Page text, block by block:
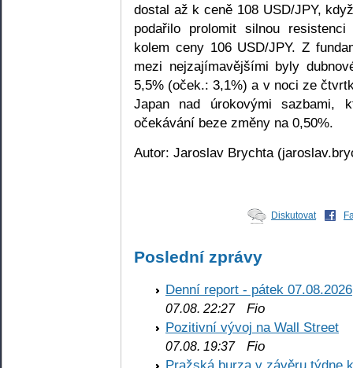
dostal až k ceně 108 USD/JPY,
podařilo prolomit silnou
kolem ceny 106 USD/JPY. Z
mezi nejzajímavějšími byly
5,5% (oček.: 3,1%) a v noci ze
Japan nad úrokovými sazbami,
očekávání beze změny na 0,50%.
Autor: Jaroslav Brychta
Diskutovat
Poslední zprávy
Denní report - pátek 07.08.2026
07.08. 22:27Fio
Pozitivní vývoj na Wall Street
07.08. 19:37Fio
Pražská burza v závěru týdne